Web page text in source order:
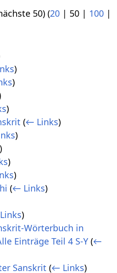
50) (20 | 50 | 100 |
)
)
)
(← Links)
)
)
)
)
(← Links)
)
Wörterbuch in
Einträge Teil 4 S-Y (←
Sanskrit (← Links)